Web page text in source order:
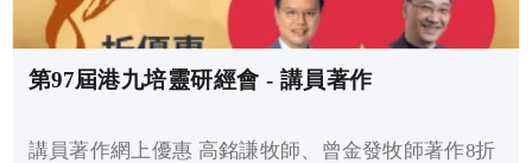
第97屆港九培靈研經會 - 講員著作
講員著作網上優惠 高銘謙牧師、曾金發牧師著作8折